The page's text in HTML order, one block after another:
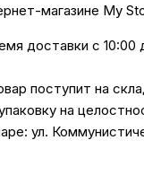
магазине My
доставки с
поступит на
на
ул.